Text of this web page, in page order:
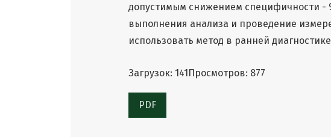
допустимым снижением специфичности -
выполнения анализа и проведение
использовать метод в ранней
Загрузок: 141Просмотров: 877
PDF